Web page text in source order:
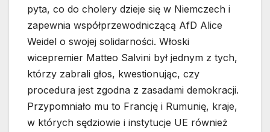
pyta, co do cholery dzieje się w Niemczech i
zapewnia współprzewodniczącą AfD Alice
Weidel o swojej solidarności. Włoski
wicepremier Matteo Salvini był jednym z tych,
którzy zabrali głos, kwestionując, czy
procedura jest zgodna z zasadami demokracji.
Przypomniało mu to Francję i Rumunię, kraje,
w których sędziowie i instytucje UE również